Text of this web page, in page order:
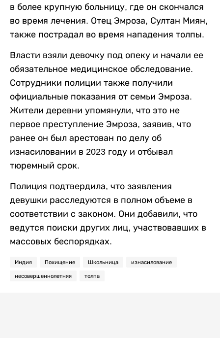
в более крупную больницу, где он скончался
во время лечения. Отец Эмроза, Султан Миян,
также пострадал во время нападения толпы.
Власти взяли девочку под опеку и начали ее
обязательное медицинское обследование.
Сотрудники полиции также получили
официальные показания от семьи Эмроза.
Жители деревни упомянули, что это не
первое преступление Эмроза, заявив, что
ранее он был арестован по делу об
изнасиловании в 2023 году и отбывал
тюремный срок.
Полиция подтвердила, что заявления
девушки расследуются в полном объеме в
соответствии с законом. Они добавили, что
ведутся поиски других лиц, участвовавших в
массовых беспорядках.
Индия Похищение Школьница изнасилование
несовершеннолетняя толпа